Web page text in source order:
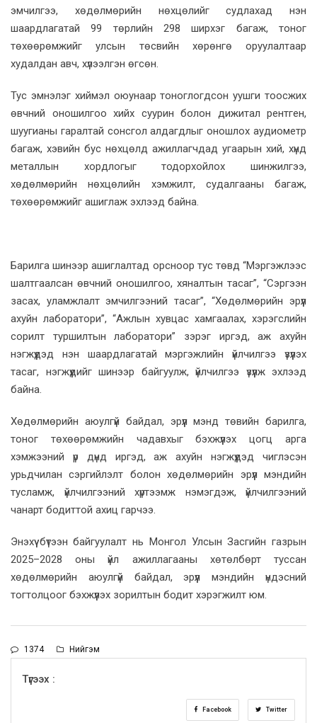
эмчилгээ, хөдөлмөрийн нөхцөлийг судлахад нэн
шаардлагатай 99 төрлийн 298 ширхэг багаж, тоног
төхөөрөмжийг улсын төсвийн хөрөнгө оруулалтаар
худалдан авч, хүлээлгэн өгсөн.
Тус эмнэлэг хиймэл оюунаар тоноглогдсон уушги тоосжих
өвчний оношилгоо хийх суурин болон дижитал рентген,
шуугианы гаралтай сонсгол алдагдлыг оношлох аудиометр
багаж, хэвийн бус нөхцөлд ажиллагчдад угаарын хий, хүнд
металлын хордлогыг тодорхойлох шинжилгээ,
хөдөлмөрийн нөхцөлийн хэмжилт, судалгааны багаж,
төхөөрөмжийг ашиглаж эхлээд байна.
Барилга шинээр ашиглалтад орсноор тус төвд “Мэргэжлээс
шалтгаалсан өвчний оношилгоо, хяналтын тасаг”, “Сэргээн
засах, уламжлалт эмчилгээний тасаг”, “Хөдөлмөрийн эрүүл
ахуйн лаборатори”, “Ажлын хувцас хамгаалах, хэрэгслийн
сорилт туршилтын лаборатори” зэрэг иргэд, аж ахуйн
нэгжүүдэд нэн шаардлагатай мэргэжлийн үйлчилгээ үзүүлэх
тасаг, нэгжүүдийг шинээр байгуулж, үйлчилгээ үзүүлж эхлээд
байна.
Хөдөлмөрийн аюулгүй байдал, эрүүл мэнд төвийн барилга,
тоног төхөөрөмжийн чадавхыг бэхжүүлэх цогц арга
хэмжээний үр дүнд иргэд, аж ахуйн нэгжүүдэд чиглэсэн
урьдчилан сэргийлэлт болон хөдөлмөрийн эрүүл мэндийн
тусламж, үйлчилгээний хүртээмж нэмэгдэж, үйлчилгээний
чанарт бодиттой ахиц гарчээ.
Энэхүү бүтээн байгуулалт нь Монгол Улсын Засгийн газрын
2025–2028 оны үйл ажиллагааны хөтөлбөрт туссан
хөдөлмөрийн аюулгүй байдал, эрүүл мэндийн үндэсний
тогтолцоог бэхжүүлэх зорилтын бодит хэрэгжилт юм.
1374 Нийгэм
Түгээх :
Facebook Twitter